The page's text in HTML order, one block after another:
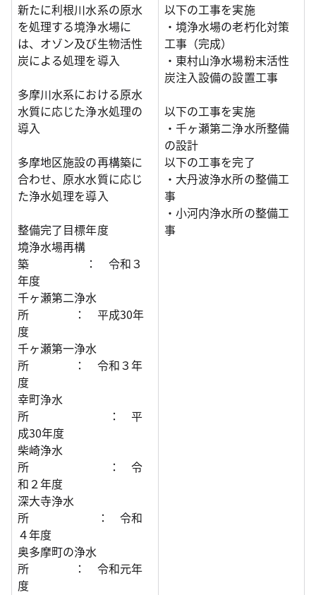
新たに利根川水系の原水
を処理する境浄水場に
は、オゾン及び生物活性
炭による処理を導入
多摩川水系における原水
水質に応じた浄水処理の
導入
多摩地区施設の再構築に
合わせ、原水水質に応じ
た浄水処理を導入
整備完了目標年度
境浄水場再構
築 ： 令和３
年度
千ヶ瀬第二浄水
所 ： 平成30年
度
千ヶ瀬第一浄水
所 ： 令和３年
度
幸町浄水
所 ： 平
成30年度
柴崎浄水
所 ： 令
和２年度
深大寺浄水
所 ： 令和
４年度
奥多摩町の浄水
所 ： 令和元年
度
以下の工事を実施
・境浄水場の老朽化対策
工事（完成）
・東村山浄水場粉末活性
炭注入設備の設置工事
以下の工事を実施
・千ヶ瀬第二浄水所整備
の設計
以下の工事を完了
・大丹波浄水所の整備工
事
・小河内浄水所の整備工
事